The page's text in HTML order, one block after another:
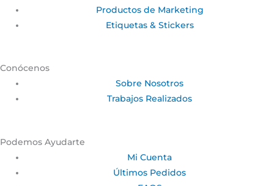
Productos de Marketing
Etiquetas & Stickers
Conócenos
Sobre Nosotros
Trabajos Realizados
Podemos Ayudarte
Mi Cuenta
Últimos Pedidos